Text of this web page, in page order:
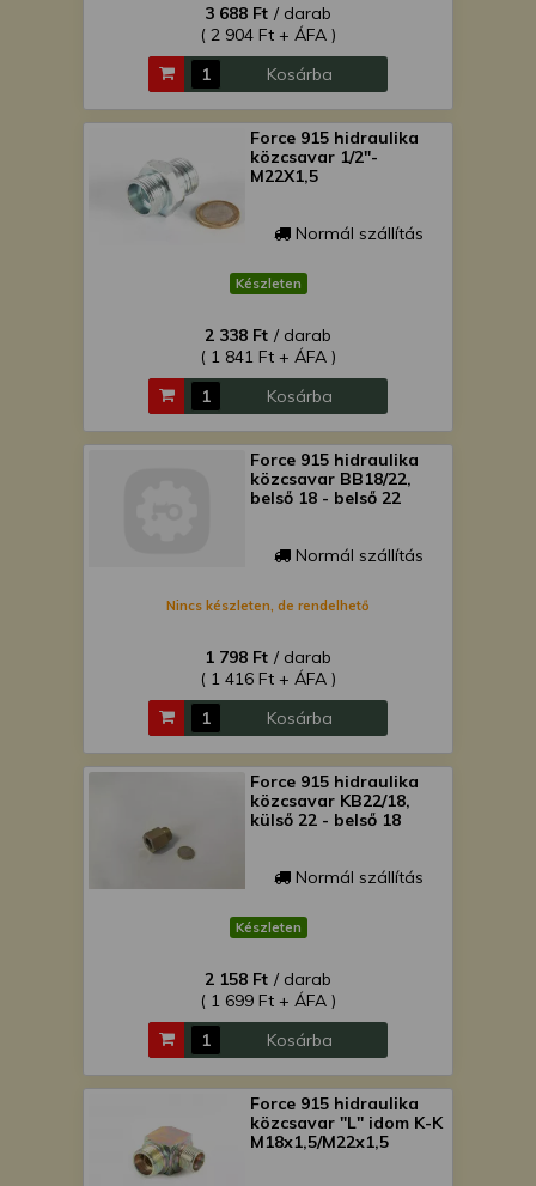
3 688 Ft / darab
( 2 904 Ft + ÁFA )
Kosárba
Force 915 hidraulika
közcsavar 1/2"-
M22X1,5
Normál szállítás
Készleten
2 338 Ft / darab
( 1 841 Ft + ÁFA )
Kosárba
Force 915 hidraulika
közcsavar BB18/22,
belső 18 - belső 22
Normál szállítás
Nincs készleten, de rendelhető
1 798 Ft / darab
( 1 416 Ft + ÁFA )
Kosárba
Force 915 hidraulika
közcsavar KB22/18,
külső 22 - belső 18
Normál szállítás
Készleten
2 158 Ft / darab
( 1 699 Ft + ÁFA )
Kosárba
Force 915 hidraulika
közcsavar "L" idom K-K
M18x1,5/M22x1,5